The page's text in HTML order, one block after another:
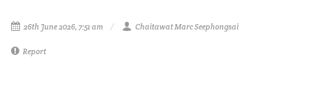
26th June 2026, 7:51 am Chaitawat Marc Seephongsai
Report